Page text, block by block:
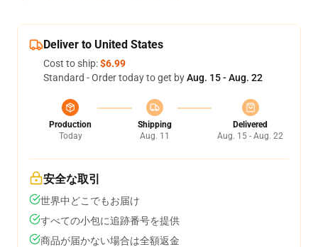
Deliver to United States
Cost to ship:$6.99
Standard - Order today to get byAug. 15 - Aug. 22
Production
Today
Shipping
Aug. 11
Delivered
Aug. 15 - Aug. 22
安全な取引
世界中どこでもお届け
すべての小包に追跡番号を提供
商品が届かない場合は全額返金